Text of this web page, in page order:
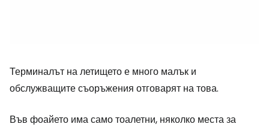
Терминалът на летището е много малък и
обслужващите съоръжения отговарят на това.
Във фоайето има само тоалетни, няколко места за